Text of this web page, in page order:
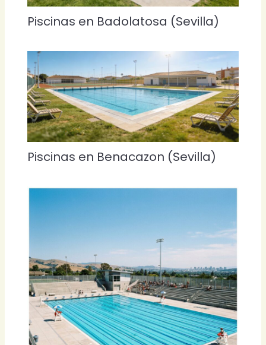
Piscinas en Badolatosa (Sevilla)
Piscinas en Benacazon (Sevilla)